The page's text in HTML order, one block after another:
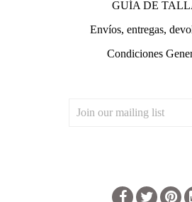
GUÍA DE
Envíos, entregas,
Condiciones